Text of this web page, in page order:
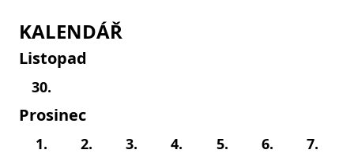
KALENDÁŘ
Listopad
30.
Prosinec
1. 2. 3. 4. 5. 6. 7.